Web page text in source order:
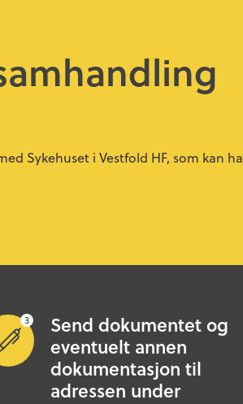
Sykehuset i Vestfold HF, som kan ha
Send dokumentet og
eventuelt annen
dokumentasjon til
adressen under